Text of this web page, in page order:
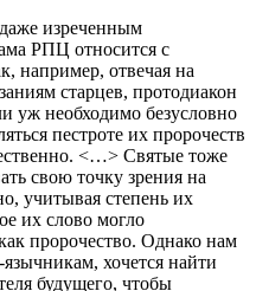
изреченным
РПЦ относится с
например, отвечая на
старцев, протодиакон
уж необходимо безусловно
пестроте их пророчеств
<…> Святые тоже
свою точку зрения на
учитывая степень их
их слово могло
пророчество. Однако нам
хочется найти
будущего, чтобы